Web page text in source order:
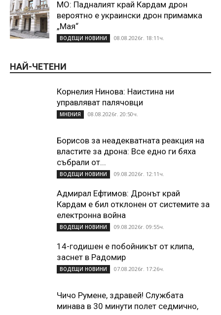
МО: Падналият край Кардам дрон
вероятно е украински дрон примамка
„Мая“
ВОДЕЩИ НОВИНИ 08.08.2026г. 18:11ч.
НАЙ-ЧЕТЕНИ
Корнелия Нинова: Наистина ни
управляват палячовци
МНЕНИЯ 08.08.2026г. 20:50ч.
Борисов за неадекватната реакция на
властите за дрона: Все едно ги бяха
събрали от...
ВОДЕЩИ НОВИНИ 09.08.2026г. 12:11ч.
Адмирал Ефтимов: Дронът край
Кардам е бил отклонен от системите за
електронна война
ВОДЕЩИ НОВИНИ 09.08.2026г. 09:55ч.
14-годишен е побойникът от клипа,
заснет в Радомир
ВОДЕЩИ НОВИНИ 07.08.2026г. 17:26ч.
Чичо Румене, здравей! Службата
минава в 30 минути полет седмично,